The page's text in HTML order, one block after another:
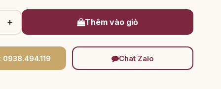
+ Thêm vào giỏ
0938.494.119 Chat Zalo